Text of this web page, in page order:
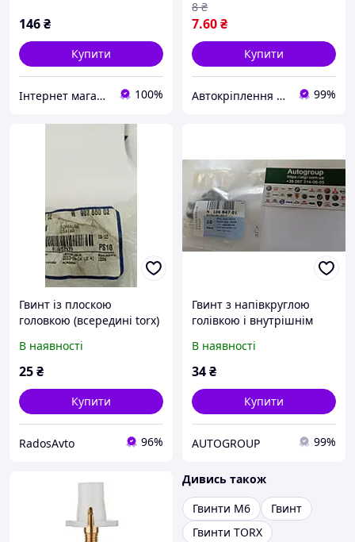
146₴
Купити
Інтернет магазин автозапчастин Автоточка 100%
7.60₴
8 ₴
Купити
Автокріплення Харків 99%
Гвинт із плоскою
головкою (всередині torx)
оригінал AUDI, VW seat
bmw
В наявності
25₴
Купити
RadosAvto 96%
Гвинт з напівкруглою
голівкою і внутрішнім
N10684701
В наявності
34₴
Купити
AUTOGROUP 99%
Дивись також
Гвинти М6
Гвинт
Гвинти TORX